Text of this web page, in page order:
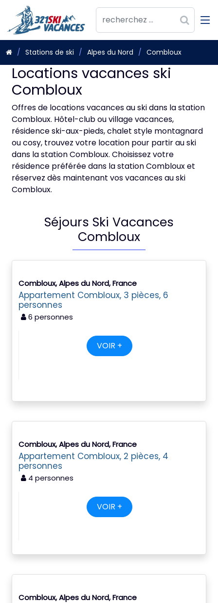
Stations de ski Alpes du Nord Combloux
Locations vacances ski
Combloux
Offres de locations vacances au ski dans la station
Combloux. Hôtel-club ou village vacances,
résidence ski-aux-pieds, chalet style montagnard
ou cosy, trouvez votre location pour partir au ski
dans la station Combloux. Choisissez votre
résidence préférée dans la station Combloux et
réservez dès maintenant vos vacances au ski
Combloux.
Séjours Ski Vacances
Combloux
Combloux, Alpes du Nord, France
Appartement Combloux, 3 pièces, 6
personnes
6 personnes
VOIR +
Combloux, Alpes du Nord, France
Appartement Combloux, 2 pièces, 4
personnes
4 personnes
VOIR +
Combloux, Alpes du Nord, France